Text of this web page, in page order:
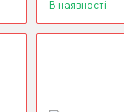
В наявності